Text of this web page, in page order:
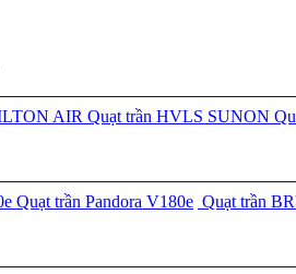
AIR Quạt trần HVLS SUNON
Quạt trần Pandora V180e Quạt trần